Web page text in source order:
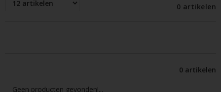
0 artikelen
0 artikelen
Geen producten gevonden!...